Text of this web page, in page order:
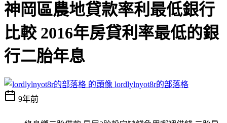
神岡區農地貸款率利最低銀行
比較 2016年房貸利率最低的銀
行二胎年息
lordlylnyot8r的部落格
9年前